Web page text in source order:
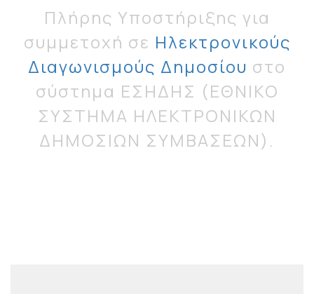
Πλήρης Υποστήριξης για
συμμετοχή σε Ηλεκτρονικούς
Διαγωνισμούς Δημοσίου στο
σύστημα ΕΣΗΔΗΣ (ΕΘΝΙΚΟ
ΣΥΣΤΗΜΑ ΗΛΕΚΤΡΟΝΙΚΩΝ
ΔΗΜΟΣΙΩΝ ΣΥΜΒΑΣΕΩΝ).